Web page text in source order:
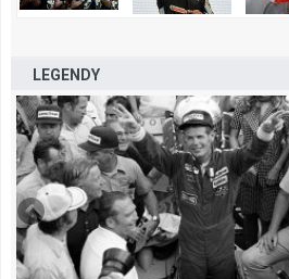
LEGENDY